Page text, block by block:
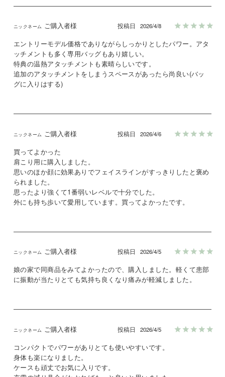
ご購入者様 投稿日 2026/4/8
エントリーモデル価格でありながらしっかりとしたパワー。アタ
ッチメントも多く専用バッグもあり嬉しい。
特典の温熱アタッチメントも素晴らしいです。
追加のアタッチメントをしまうスペースがあったら尚良い(バッ
グに入りはする)
ご購入者様 投稿日 2026/4/6
買ってよかった
肩こり用に購入しました。
思いのほか顔に効果ありでフェイスラインがすっきりしたと褒め
られました。
思ったより強くて1番弱いレベルで十分でした。
外にも持ち歩いて愛用しています。買ってよかったです。
ご購入者様 投稿日 2026/4/5
娘の家で同商品をみてよかったので、購入しました。軽くて患部
に振動が当たりとても気持ち良くなり痛みが軽減しました。
ご購入者様 投稿日 2026/4/5
コンパクトでパワーがありとても使いやすいです。
身体も楽になりました。
ケースも頑丈でお気に入りです。